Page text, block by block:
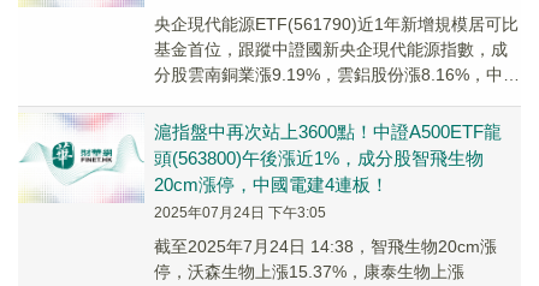
央企現代能源ETF(561790)近1年新增規模居可比
基金首位，跟蹤中證國新央企現代能源指數，成
分股雲南銅業漲9.19%，雲鋁股份漲8.16%，中國
滬指盤中再次站上3600點！中證A500ETF龍
頭(563800)午後漲近1%，成分股智飛生物
20cm漲停，中國電建4連板！
2025年07月24日 下午3:05
截至2025年7月24日 14:38，智飛生物20cm漲
停，沃森生物上漲15.37%，康泰生物上漲